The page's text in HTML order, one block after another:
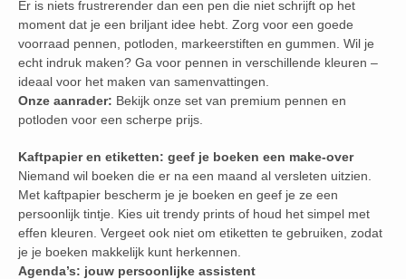
Er is niets frustrerender dan een pen die niet schrijft op het
moment dat je een briljant idee hebt. Zorg voor een goede
voorraad pennen, potloden, markeerstiften en gummen. Wil je
echt indruk maken? Ga voor pennen in verschillende kleuren –
ideaal voor het maken van samenvattingen.
Onze aanrader: Bekijk onze set van premium pennen en
potloden voor een scherpe prijs.
Kaftpapier en etiketten: geef je boeken een make-over
Niemand wil boeken die er na een maand al versleten uitzien.
Met kaftpapier bescherm je je boeken en geef je ze een
persoonlijk tintje. Kies uit trendy prints of houd het simpel met
effen kleuren. Vergeet ook niet om etiketten te gebruiken, zodat
je je boeken makkelijk kunt herkennen.
Agenda’s: jouw persoonlijke assistent